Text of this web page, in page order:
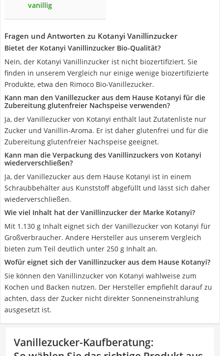
vanillig
Fragen und Antworten zu Kotanyi Vanillinzucker
Bietet der Kotanyi Vanillinzucker Bio-Qualität?
Nein, der Kotanyi Vanillinzucker ist nicht biozertifiziert. Sie
finden in unserem Vergleich nur einige wenige biozertifizierte
Produkte, etwa den Rimoco Bio-Vanillezucker.
Kann man den Vanillezucker aus dem Hause Kotanyi für die
Zubereitung glutenfreier Nachspeise verwenden?
Ja, der Vanillezucker von Kotanyi enthält laut Zutatenliste nur
Zucker und Vanillin-Aroma. Er ist daher glutenfrei und für die
Zubereitung glutenfreier Nachspeise geeignet.
Kann man die Verpackung des Vanillinzuckers von Kotanyi
wiederverschließen?
Ja, der Vanillezucker aus dem Hause Kotanyi ist in einem
Schraubbehälter aus Kunststoff abgefüllt und lässt sich daher
wiederverschließen.
Wie viel Inhalt hat der Vanillinzucker der Marke Kotanyi?
Mit 1.130 g Inhalt eignet sich der Vanillezucker von Kotanyi für
Großverbraucher. Andere Hersteller aus unserem Vergleich
bieten zum Teil deutlich unter 250 g Inhalt an.
Wofür eignet sich der Vanillinzucker aus dem Hause Kotanyi?
Sie können den Vanillinzucker von Kotanyi wahlweise zum
Kochen und Backen nutzen. Der Hersteller empfiehlt darauf zu
achten, dass der Zucker nicht direkter Sonneneinstrahlung
ausgesetzt ist.
Vanillezucker-Kaufberatung: